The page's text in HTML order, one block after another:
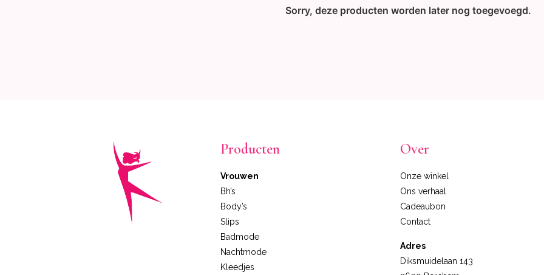
Sorry, deze producten worden later nog toegevoegd.
Producten
Vrouwen
Bh’s
Body’s
Slips
Badmode
Nachtmode
Kleedjes
Over
Onze winkel
Ons verhaal
Cadeaubon
Contact
Adres
Diksmuidelaan 143